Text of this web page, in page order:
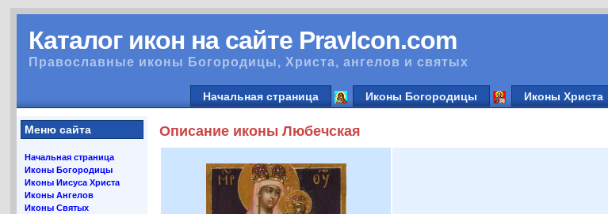
Каталог икон на сайте PravIcon.com
Православные иконы Богородицы, Христа, ангелов и святых
Начальная страница Иконы Богородицы Иконы Христа
Меню сайта
Начальная страница
Иконы Богородицы
Иконы Иисуса Христа
Иконы Ангелов
Иконы Святых
Описание иконы Любечская